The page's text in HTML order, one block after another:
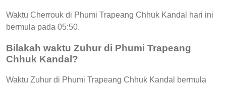
Waktu Cherrouk di Phumi Trapeang Chhuk Kandal hari ini
bermula pada 05:50.
Bilakah waktu Zuhur di Phumi Trapeang
Chhuk Kandal?
Waktu Zuhur di Phumi Trapeang Chhuk Kandal bermula